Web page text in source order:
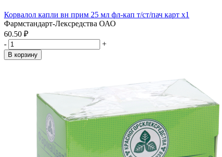
Корвалол капли вн прим 25 мл фл-кап т/ст/пач карт x1
Фармстандарт-Лексредства ОАО
60.50 ₽
-
+
В корзину